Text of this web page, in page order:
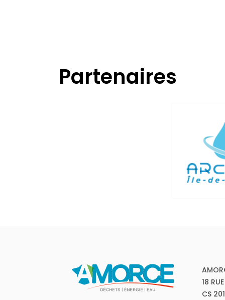
Partenaires
18
CS